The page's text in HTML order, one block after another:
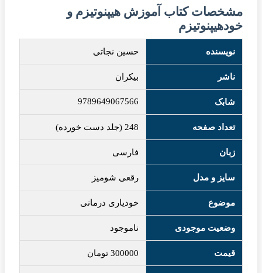
مشخصات کتاب آموزش هیپنوتیزم و
خودهیپنوتیزم
نویسنده حسین نجاتی
ناشر بیکران
شابک 9789649067566
تعداد صفحه 248 (جلد دست خورده)
زبان فارسی
سایز و مدل رقعی شومیز
موضوع خودیاری درمانی
وضعیت موجودی ناموجود
قیمت 300000 تومان